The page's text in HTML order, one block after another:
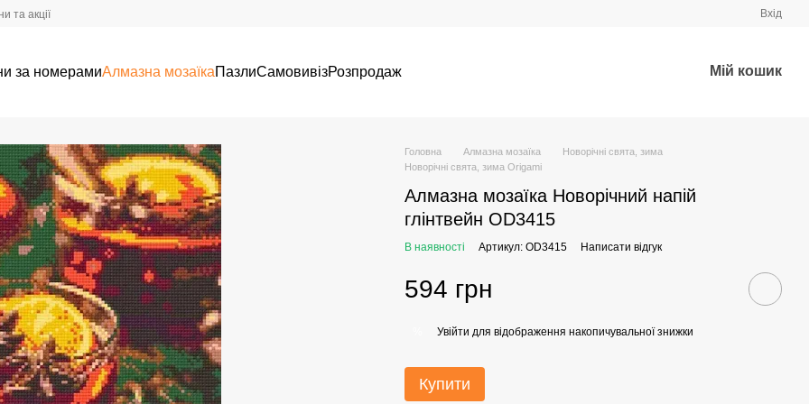
та акції Вхід
за номерамиАлмазна мозаїкаПазлиСамовивізРозпродаж Мій кошик
Головна Алмазна мозаїка
Новорічні свята, зима
Новорічні свята, зима Origami
Алмазна мозаїка Новорічний напій
глінтвейн OD3415
В наявності Артикул: OD3415 Написати відгук
594 грн
Увійти для відображення накопичувальної знижки
Купити